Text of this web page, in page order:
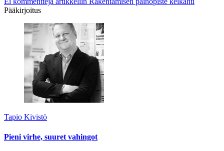
Pääkirjoitus
Tapio Kivistö
Pieni virhe, suuret vahingot